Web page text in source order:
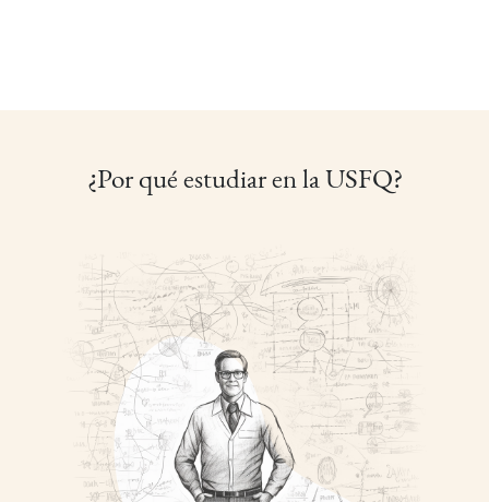
¿Por qué estudiar en la USFQ?